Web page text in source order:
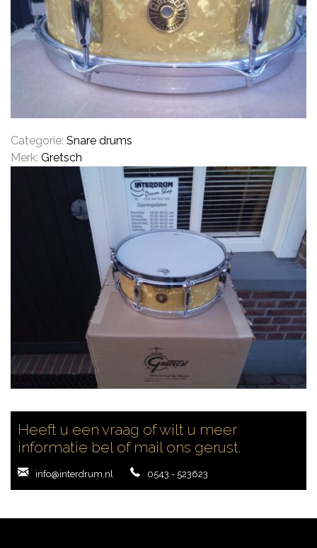
ACCESSOIRES
ONLINE SALE
Categorie: Snare drums
Merk: Gretsch
Heeft u een vraag of wilt u meer
informatie bel of mail ons gerust.
info@interdrum.nl 0543 - 523623